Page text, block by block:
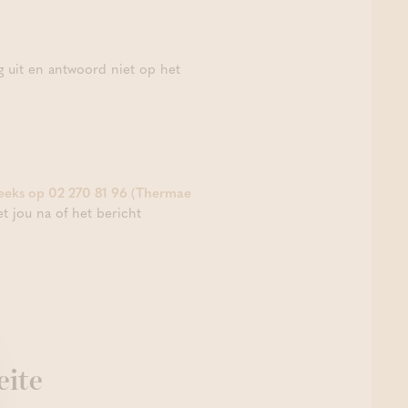
uit en antwoord niet op het
op 02 270 81 96 (Thermae
jou na of het bericht